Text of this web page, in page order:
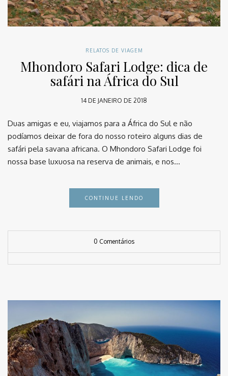
RELATOS DE VIAGEM
Mhondoro Safari Lodge: dica de
safári na África do Sul
14 DE JANEIRO DE 2018
Duas amigas e eu, viajamos para a África do Sul e não
podíamos deixar de fora do nosso roteiro alguns dias de
safári pela savana africana. O Mhondoro Safari Lodge foi
nossa base luxuosa na reserva de animais, e nos…
CONTINUE LENDO
0 Comentários